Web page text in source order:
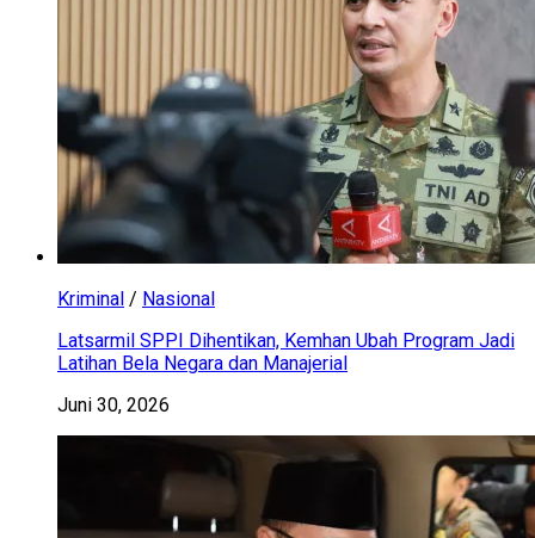
Kriminal / Nasional
Latsarmil SPPI Dihentikan, Kemhan Ubah Program Jadi
Latihan Bela Negara dan Manajerial
Juni 30, 2026